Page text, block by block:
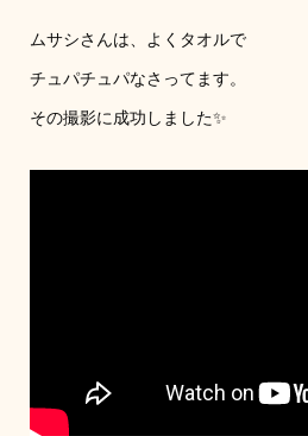
ムサシさんは、よくタオルで
チュパチュパなさってます。
その撮影に成功しました✨